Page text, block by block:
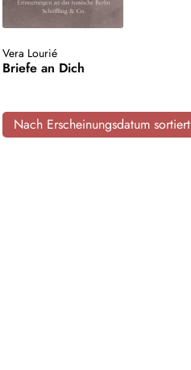
Vera Lourié
Briefe an Dich
Nach Erscheinungsdatum sortiert